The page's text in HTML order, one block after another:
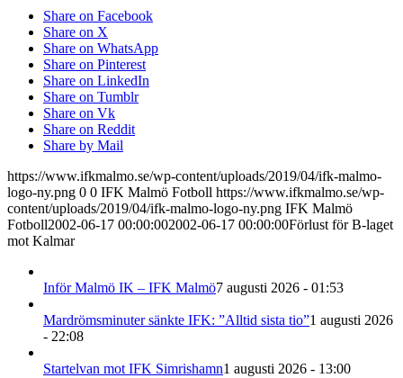
Share on Facebook
Share on X
Share on WhatsApp
Share on Pinterest
Share on LinkedIn
Share on Tumblr
Share on Vk
Share on Reddit
Share by Mail
https://www.ifkmalmo.se/wp-content/uploads/2019/04/ifk-malmo-
logo-ny.png 0 0 IFK Malmö Fotboll https://www.ifkmalmo.se/wp-
content/uploads/2019/04/ifk-malmo-logo-ny.png IFK Malmö
Fotboll2002-06-17 00:00:002002-06-17 00:00:00Förlust för B-laget
mot Kalmar
Inför Malmö IK – IFK Malmö7 augusti 2026 - 01:53
Mardrömsminuter sänkte IFK: ”Alltid sista tio”1 augusti 2026
- 22:08
Startelvan mot IFK Simrishamn1 augusti 2026 - 13:00